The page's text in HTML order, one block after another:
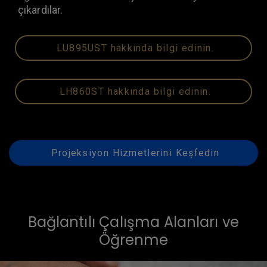
çıkardılar.
LU895UST hakkında bilgi edinin.
LH860ST hakkında bilgi edinin.
Projeksiyon Hizmetlerini Keşfedin
Bağlantılı Çalışma Alanları ve
Öğrenme